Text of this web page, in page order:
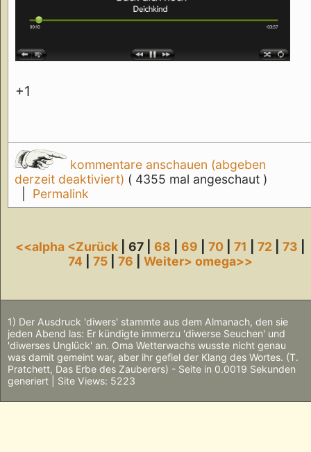
+1
kommentare anschauen (abgeben
derzeit deaktiviert) ( 4355 mal angeschaut )
Permalink
<<alpha <Zurück | 67 | 68 69 70| 71 72 73
74
75| 76 Weiter> omega>>
1) Der Ausdruck 'diwers' stammte aus dem Almanach, den sie
jeden Abend las: Er kündigte immerzu 'diwerse Seuchen' und
'diwerses Unglück' an. Oma Wetterwachs wusste nicht genau
was damit gemeint war, aber ihr gefiel der Klang des Wortes. (T.
Pratchett, Das Erbe des Zauberers) - Seite in 0.0019 Sekunden
generiert | Site Views: 5223